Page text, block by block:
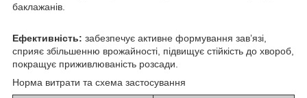
баклажанів.
Ефективність: забезпечує активне формування зав’язі,
сприяє збільшенню врожайності, підвищує стійкість до хвороб,
покращує приживлюваність розсади.
Норма витрати та схема застосування